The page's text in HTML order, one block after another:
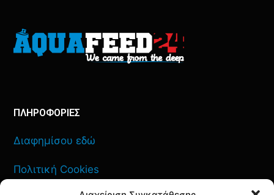
ΠΛΗΡΟΦΟΡΙΕΣ
Διαφημίσου εδώ
Πολιτική Cookies